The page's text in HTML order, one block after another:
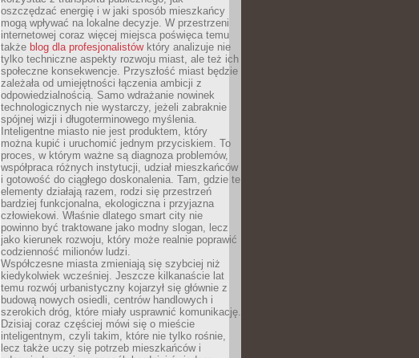
oszczędzać energię i w jaki sposób mieszkańcy
mogą wpływać na lokalne decyzje. W przestrzeni
internetowej coraz więcej miejsca poświęca temu
także blog dla profesjonalistówktóry analizuje nie
tylko techniczne aspekty rozwoju miast, ale też ich
społeczne konsekwencje. Przyszłość miast będzie
zależała od umiejętności łączenia ambicji z
odpowiedzialnością. Samo wdrażanie nowinek
technologicznych nie wystarczy, jeżeli zabraknie
spójnej wizji i długoterminowego myślenia.
Inteligentne miasto nie jest produktem, który
można kupić i uruchomić jednym przyciskiem. To
proces, w którym ważne są diagnoza problemów,
współpraca różnych instytucji, udział mieszkańców
i gotowość do ciągłego doskonalenia. Tam, gdzie te
elementy działają razem, rodzi się przestrzeń
bardziej funkcjonalna, ekologiczna i przyjazna
człowiekowi. Właśnie dlatego smart city nie
powinno być traktowane jako modny slogan, lecz
jako kierunek rozwoju, który może realnie poprawić
codzienność milionów ludzi.
Współczesne miasta zmieniają się szybciej niż
kiedykolwiek wcześniej. Jeszcze kilkanaście lat
temu rozwój urbanistyczny kojarzył się głównie z
budową nowych osiedli, centrów handlowych i
szerokich dróg, które miały usprawnić komunikację.
Dzisiaj coraz częściej mówi się o mieście
inteligentnym, czyli takim, które nie tylko rośnie,
lecz także uczy się potrzeb mieszkańców i